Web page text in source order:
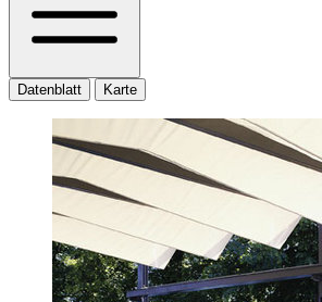
Datenblatt Karte